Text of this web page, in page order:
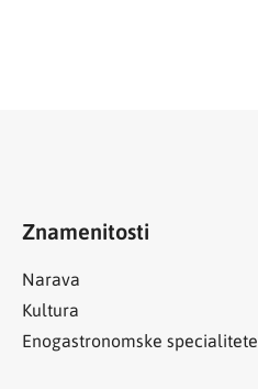
Znamenitosti
Narava
Kultura
Enogastronomske specialitete